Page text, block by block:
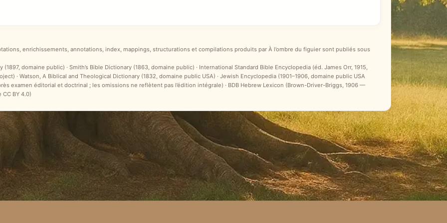
enrichissements, annotations, index, mappings, structurations et compilations produits par À l’ombre du figuier sont publiés sous
(1897, domaine public) · Smith’s Bible Dictionary (1863, domaine public) · International Standard Bible Encyclopedia (éd. James Orr, 1915,
· Watson, A Biblical and Theological Dictionary (1832, domaine public USA) · Jewish Encyclopedia (1901–1906, domaine public USA
examen éditorial et doctrinal ; les omissions ne reflètent pas l’édition intégrale) · BDB Hebrew Lexicon (Brown-Driver-Briggs, 1906 —
BY 4.0)